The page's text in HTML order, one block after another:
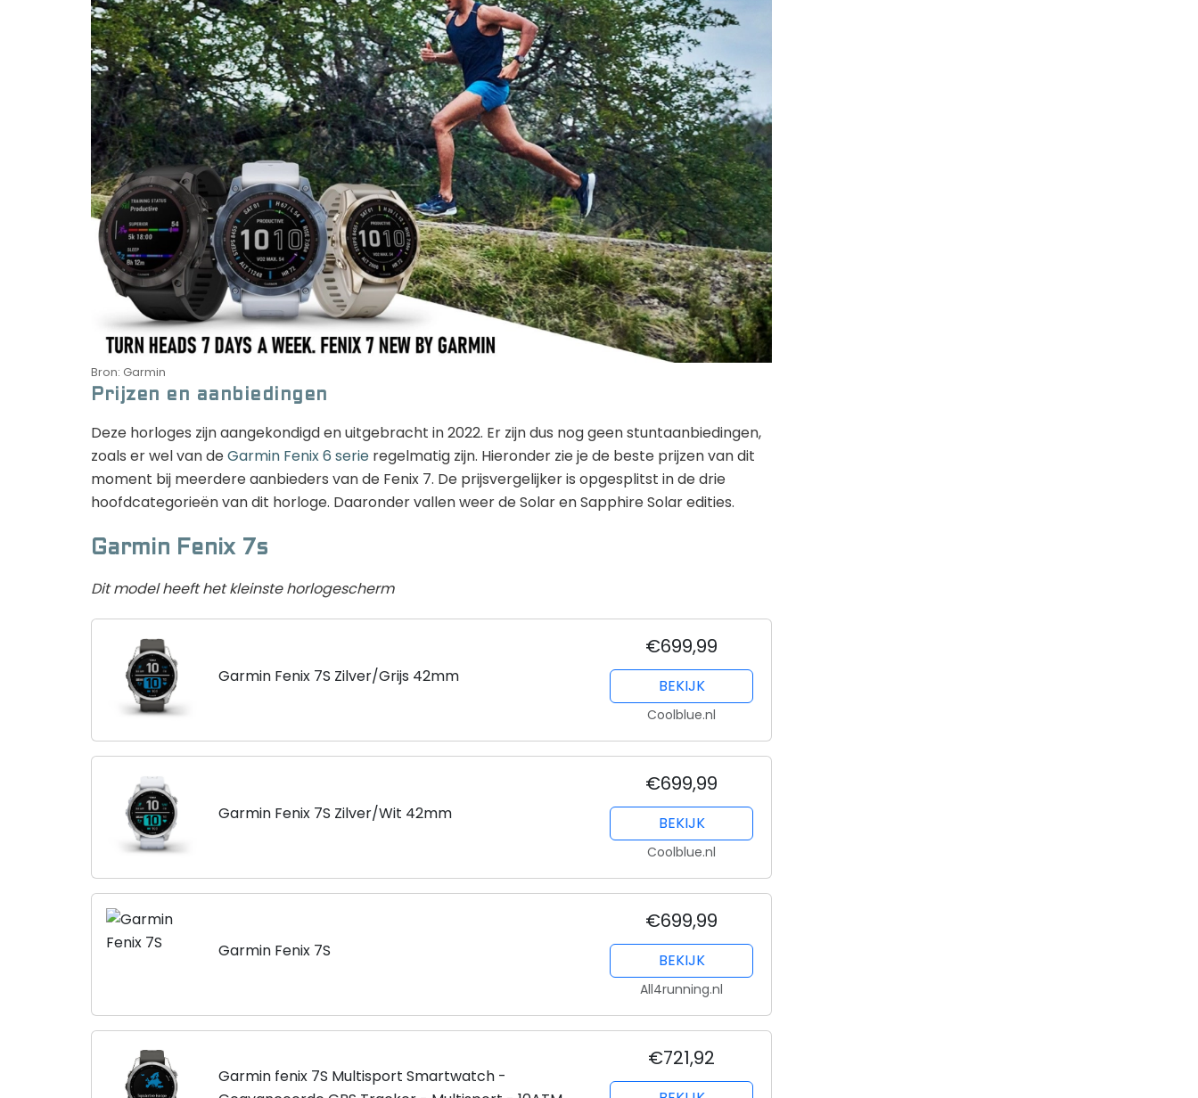
Bron: Garmin
Prijzen en aanbiedingen
Deze horloges zijn aangekondigd en uitgebracht in 2022. Er zijn dus nog geen stuntaanbiedingen,
zoals er wel van deGarmin Fenix 6 serie regelmatig zijn. Hieronder zie je de beste prijzen van dit
moment bij meerdere aanbieders van de Fenix 7. De prijsvergelijker is opgesplitst in de drie
hoofdcategorieën van dit horloge. Daaronder vallen weer de Solar en Sapphire Solar edities.
Garmin Fenix 7s
Dit model heeft het kleinste horlogescherm
Garmin Fenix 7S Zilver/Grijs 42mm
€699,99
BEKIJK
Coolblue.nl
Garmin Fenix 7S Zilver/Wit 42mm
€699,99
BEKIJK
Coolblue.nl
Garmin Fenix 7S
€699,99
BEKIJK
All4running.nl
Garmin fenix 7S Multisport Smartwatch -
€721,92